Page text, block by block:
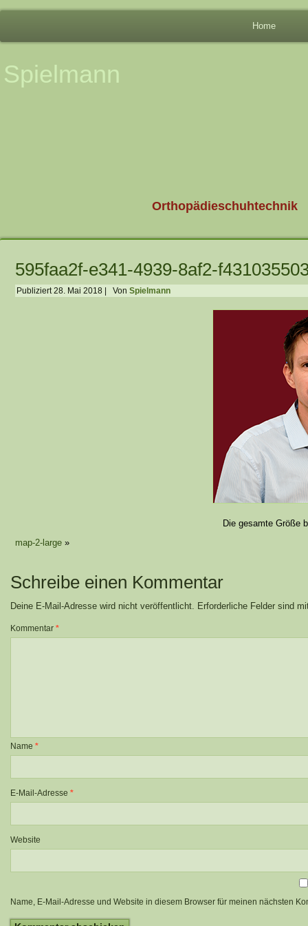
Home
Spielmann
Orthopädieschuhtechnik
595faa2f-e341-4939-8af2-
Publiziert 28. Mai 2018 Von Spielmann
Die gesamte Größe
map-2-large »
Schreibe einen Kommentar
Deine E-Mail-Adresse wird nicht veröffentlicht. Erforderliche Felder sind
Kommentar *
Name *
E-Mail-Adresse *
Website
Name, E-Mail-Adresse und Website in diesem Browser für meinen nächsten